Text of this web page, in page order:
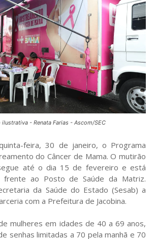
ilustrativa - Renata Farias - Ascom/SEC
feira, 30 de janeiro, o Programa
do Câncer de Mama. O mutirão
até o dia 15 de fevereiro e está
frente ao Posto de Saúde da Matriz.
da Saúde do Estado (Sesab) a
com a Prefeitura de Jacobina.
mulheres em idades de 40 a 69 anos,
senhas limitadas a 70 pela manhã e 70